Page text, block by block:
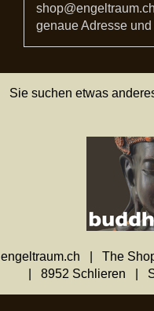
genaue Adresse
Sie suchen etwas
engeltraum.ch | The
| 8952 Schlieren |